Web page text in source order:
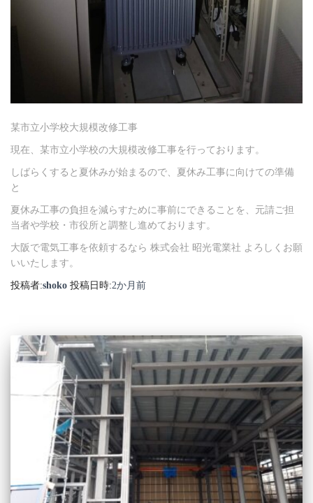
某市立小学校大規模改修工事
現在、某市立小学校の大規模改修工事を行っております。
しばらくすると夏休みが始まるので、夏休み工事に向けての準備
と
夏休み工事の負担を減らすために事前にできることを、元請ご担
当者や学校・市役所と調整し進めております。
大阪で電気工事を依頼するなら 株式会社 昭光電業社 よろしくお願
いいたします。
投稿者:shoko 投稿日時:2か月 前